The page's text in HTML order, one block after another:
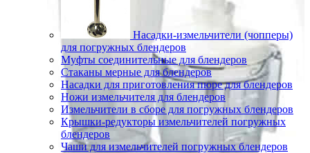
Насадки-измельчители (чопперы)
для погружных блендеров
Муфты соединительные для блендеров
Стаканы мерные для блендеров
Насадки для приготовления пюре для блендеров
Ножи измельчителя для блендеров
Измельчители в сборе для погружных блендеров
Крышки-редукторы измельчителей погружных
блендеров
Чаши для измельчителей погружных блендеров